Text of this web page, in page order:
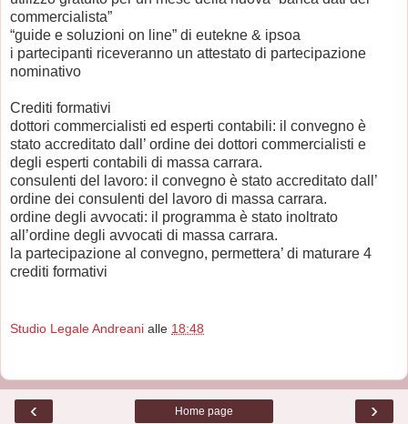
commercialista”
“guide e soluzioni on line” di eutekne & ipsoa
i partecipanti riceveranno un attestato di partecipazione
nominativo
Crediti formativi
dottori commercialisti ed esperti contabili: il convegno è
stato accreditato dall’ ordine dei dottori commercialisti e
degli esperti contabili di massa carrara.
consulenti del lavoro: il convegno è stato accreditato dall’
ordine dei consulenti del lavoro di massa carrara.
ordine degli avvocati: il programma è stato inoltrato
all’ordine degli avvocati di massa carrara.
la partecipazione al convegno, permettera’ di maturare 4
crediti formativi
Studio Legale Andreani alle 18:48
‹ ›
Home page